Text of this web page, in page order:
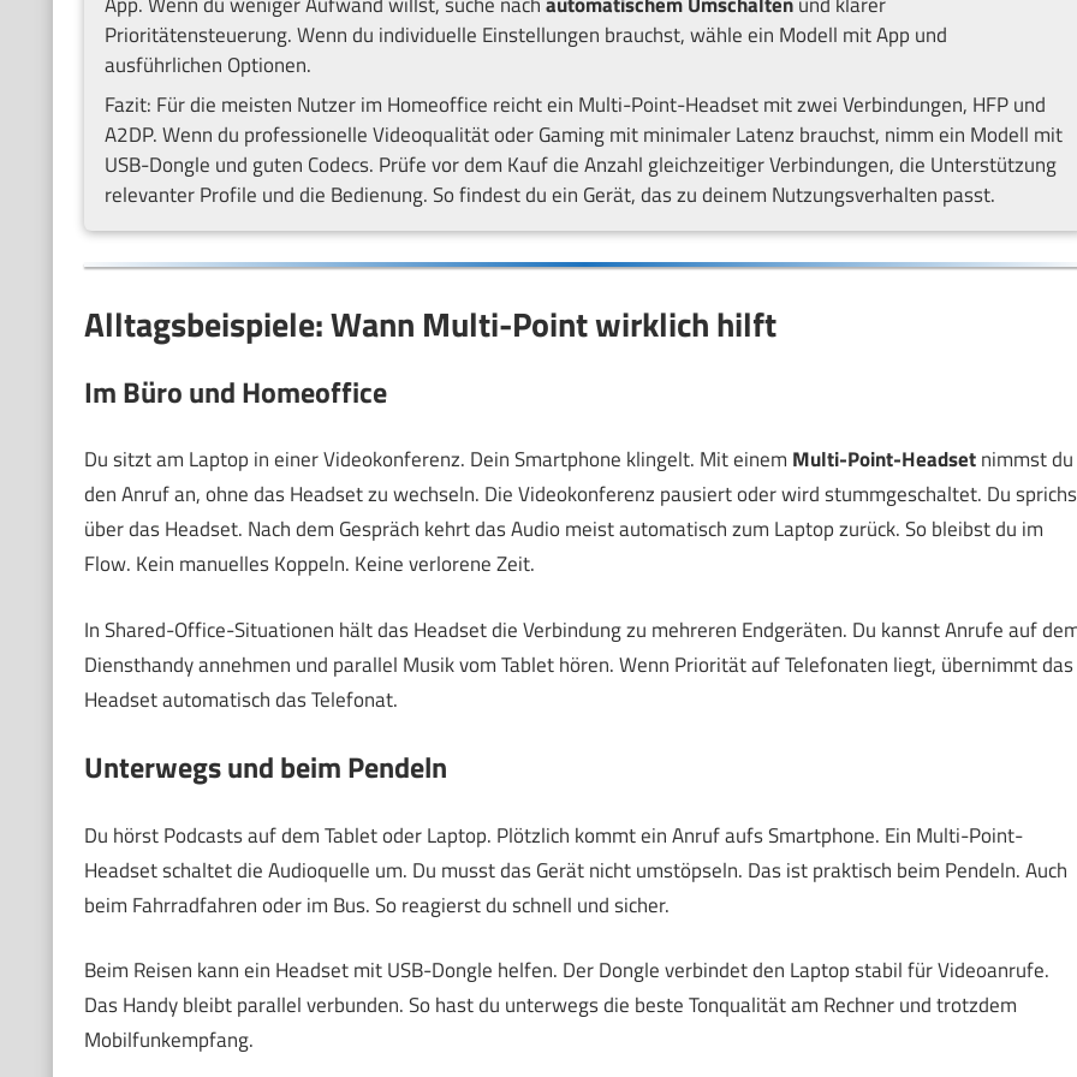
Prioritätensteuerung. Wenn du individuelle Einstellungen brauchst, wähle ein Modell mit App und
ausführlichen Optionen.
Fazit: Für die meisten Nutzer im Homeoffice reicht ein Multi-Point-Headset mit zwei Verbindungen, HFP und
A2DP. Wenn du professionelle Videoqualität oder Gaming mit minimaler Latenz brauchst, nimm ein Modell mit
USB-Dongle und guten Codecs. Prüfe vor dem Kauf die Anzahl gleichzeitiger Verbindungen, die Unterstützung
relevanter Profile und die Bedienung. So findest du ein Gerät, das zu deinem Nutzungsverhalten passt.
Alltagsbeispiele: Wann Multi-Point wirklich hilft
Im Büro und Homeoffice
Du sitzt am Laptop in einer Videokonferenz. Dein Smartphone klingelt. Mit einem Multi-Point-Headsetnimmst du
den Anruf an, ohne das Headset zu wechseln. Die Videokonferenz pausiert oder wird stummgeschaltet. Du
über das Headset. Nach dem Gespräch kehrt das Audio meist automatisch zum Laptop zurück. So bleibst du im
Flow. Kein manuelles Koppeln. Keine verlorene Zeit.
In Shared-Office-Situationen hält das Headset die Verbindung zu mehreren Endgeräten. Du kannst Anrufe auf
Diensthandy annehmen und parallel Musik vom Tablet hören. Wenn Priorität auf Telefonaten liegt, übernimmt das
Headset automatisch das Telefonat.
Unterwegs und beim Pendeln
Du hörst Podcasts auf dem Tablet oder Laptop. Plötzlich kommt ein Anruf aufs Smartphone. Ein Multi-Point-
Headset schaltet die Audioquelle um. Du musst das Gerät nicht umstöpseln. Das ist praktisch beim Pendeln. Auch
beim Fahrradfahren oder im Bus. So reagierst du schnell und sicher.
Beim Reisen kann ein Headset mit USB-Dongle helfen. Der Dongle verbindet den Laptop stabil für Videoanrufe.
Das Handy bleibt parallel verbunden. So hast du unterwegs die beste Tonqualität am Rechner und trotzdem
Mobilfunkempfang.